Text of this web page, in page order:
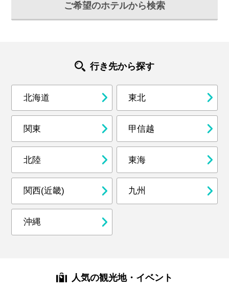
ご希望のホテルから検索
行き先から探す
北海道 東北
関東 甲信越
北陸 東海
関西(近畿) 九州
沖縄
人気の観光地・イベント